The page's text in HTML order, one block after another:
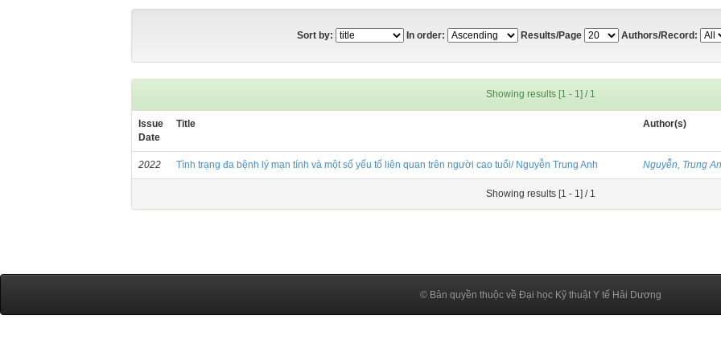
Sort by: In order: Results/Page Authors/Record:
Showing results [1 - 1] / 1
Issue
Date
Title Author(s)
2022 Tình trạng đa bệnh lý mạn tính và một số yếu tố liên quan trên người cao tuổi/ Nguyễn Trung Anh Nguyễn, Trung
Showing results [1 - 1] / 1
© Bản quyền thuộc về Đại học Kỹ thuật Y tế Hải Dương